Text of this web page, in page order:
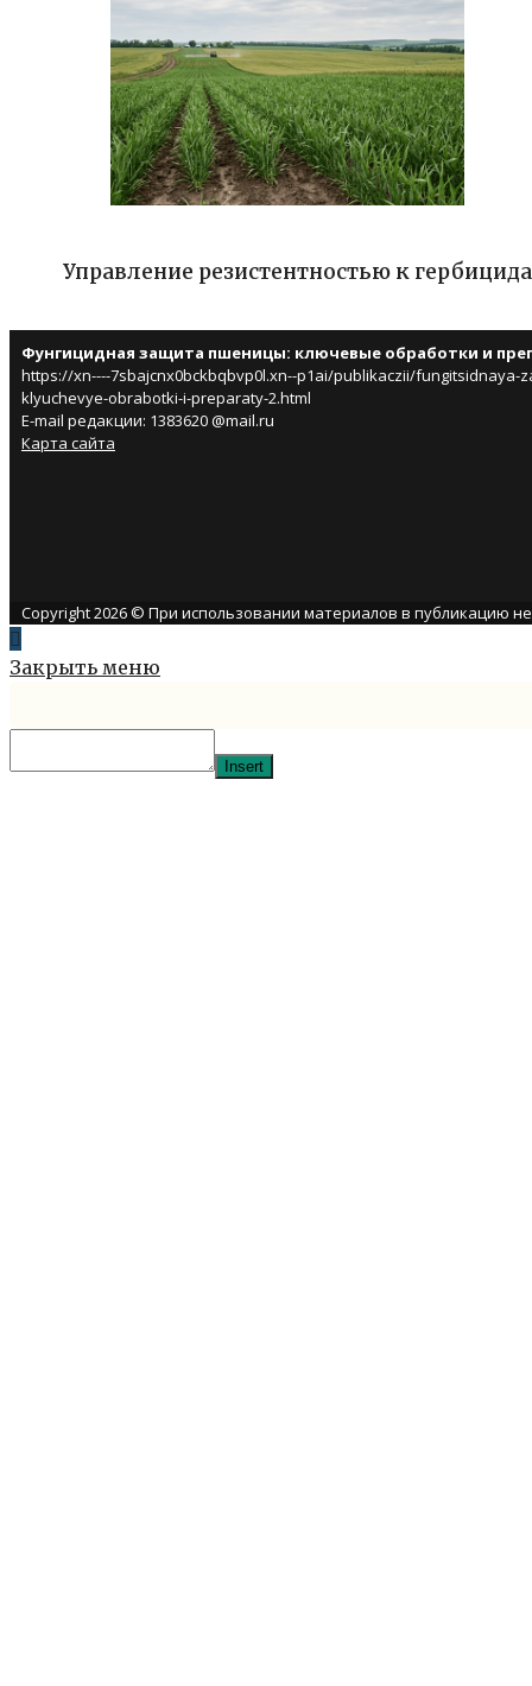
Управление резистентностью к
Фунгицидная защита пшеницы: ключевые обработки и
https://xn----7sbajcnx0bckbqbvp0l.xn--p1ai/publikaczii/fungitsidnaya-
klyuchevye-obrabotki-i-preparaty-2.html
E-mail редакции: 1383620 @mail.ru
Карта сайта
Copyright 2026 © При использовании материалов в публикацию
Закрыть меню
Insert